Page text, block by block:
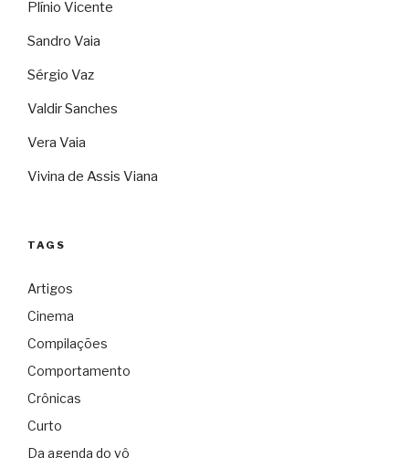
Plínio Vicente
Sandro Vaia
Sérgio Vaz
Valdir Sanches
Vera Vaia
Vivina de Assis Viana
TAGS
Artigos
Cinema
Compilações
Comportamento
Crônicas
Curto
Da agenda do vô